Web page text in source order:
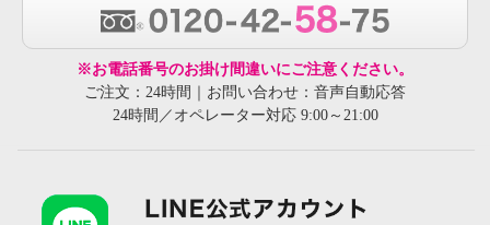
※お電話番号のお掛け間違いにご注意ください。
ご注文：24時間｜お問い合わせ：音声自動応答
24時間／オペレーター対応 9:00～21:00